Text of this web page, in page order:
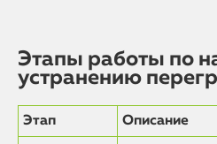
Этапы работы по
устранению
Этап Описание